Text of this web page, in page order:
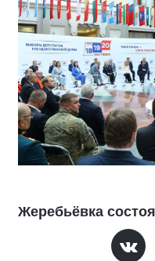
Жеребьёвка